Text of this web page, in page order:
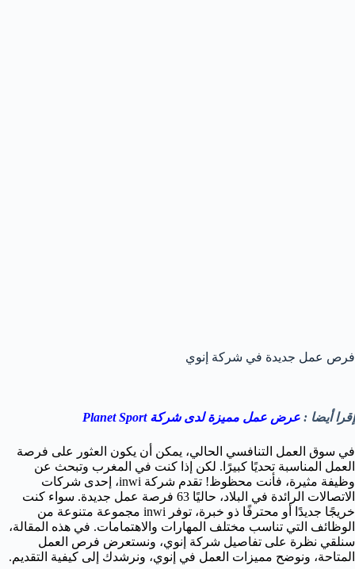
فرص عمل جديدة في شركة إنوي
إقرا أيضا : عرض عمل مميزة لدى شركة Planet Sport
في سوق العمل التنافسي الحالي، يمكن أن يكون العثور على فرصة
العمل المناسبة تحديًا كبيرًا. لكن إذا كنت في المغرب وتبحث عن
وظيفة مثيرة، فأنت محظوظ! تقدم شركة inwi، إحدى شركات
الاتصالات الرائدة في البلاد، حاليًا 63 فرصة عمل جديدة. سواء كنت
خريجًا جديدًا أو محترفًا ذو خبرة، توفر inwi مجموعة متنوعة من
الوظائف التي تناسب مختلف المهارات والاهتمامات. في هذه المقالة،
سنلقي نظرة على تفاصيل شركة إنوي، ونستعرض فرص العمل
المتاحة، ونوضح مميزات العمل في إنوي، ونرشدك إلى كيفية التقديم.